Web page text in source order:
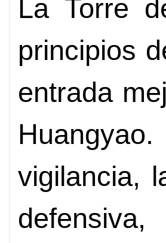
La Torre
principios
entrada
vigilancia,